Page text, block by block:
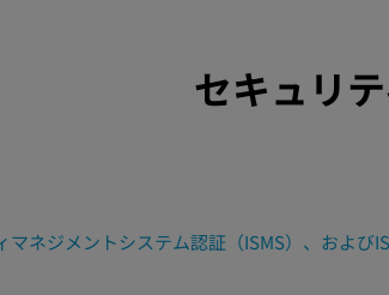
セキュリ
マネジメントシステム認証（ISMS）、および